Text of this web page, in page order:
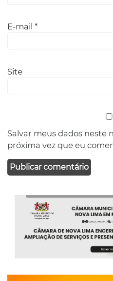
E-mail *
Site
Salvar meus dados neste
próxima vez que eu